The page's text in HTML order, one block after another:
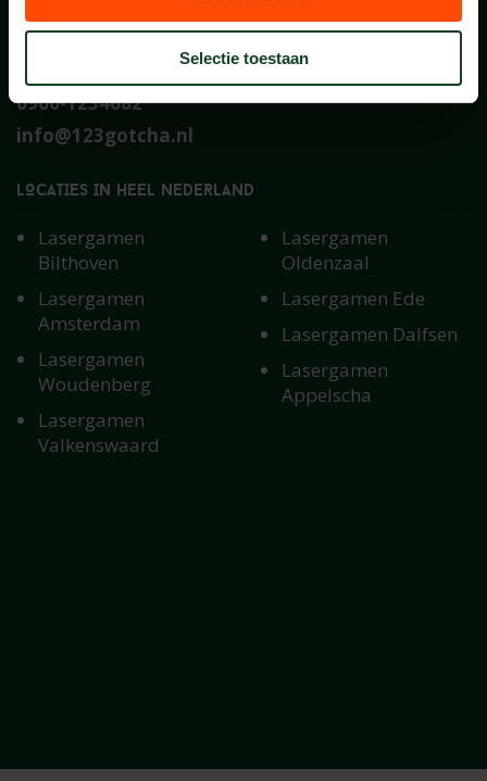
Selectie toestaan
0900-1234682
info@123gotcha.nl
LOCATIES IN HEEL NEDERLAND
Lasergamen
Bilthoven
Lasergamen
Amsterdam
Lasergamen
Woudenberg
Lasergamen
Valkenswaard
Lasergamen
Oldenzaal
Lasergamen Ede
Lasergamen Dalfsen
Lasergamen
Appelscha